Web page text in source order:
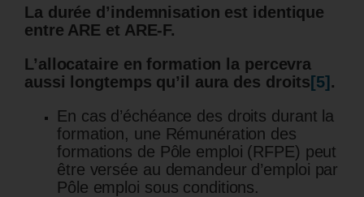
La durée d’indemnisation est identique
entre ARE et ARE-F.
L’allocataire en formation la percevra
aussi longtemps qu’il aura des droits [5] .
En cas d’échéance des droits durant la
formation, une Rémunération des
formations de Pôle emploi (RFPE) peut
être versée au demandeur d’emploi par
Pôle emploi sous conditions.